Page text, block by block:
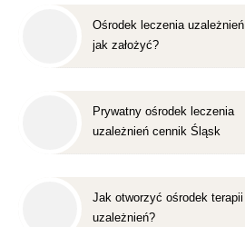
Ośrodek leczenia uzależnień
jak założyć?
Prywatny ośrodek leczenia
uzależnień cennik Śląsk
Jak otworzyć ośrodek terapii
uzależnień?